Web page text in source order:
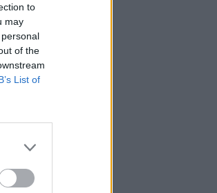
to
may
of the
List of